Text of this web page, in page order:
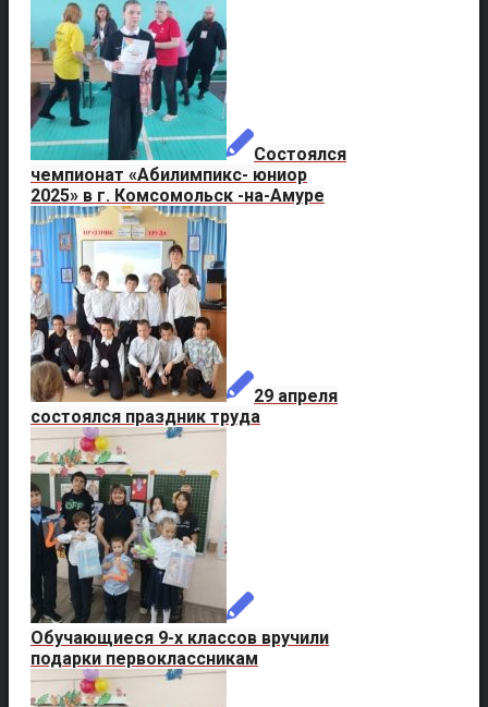
Состоялся
чемпионат «Абилимпикс- юниор
2025» в г. Комсомольск -на-Амуре
29 апреля
состоялся праздник труда
Обучающиеся 9-х классов вручили
подарки первоклассникам